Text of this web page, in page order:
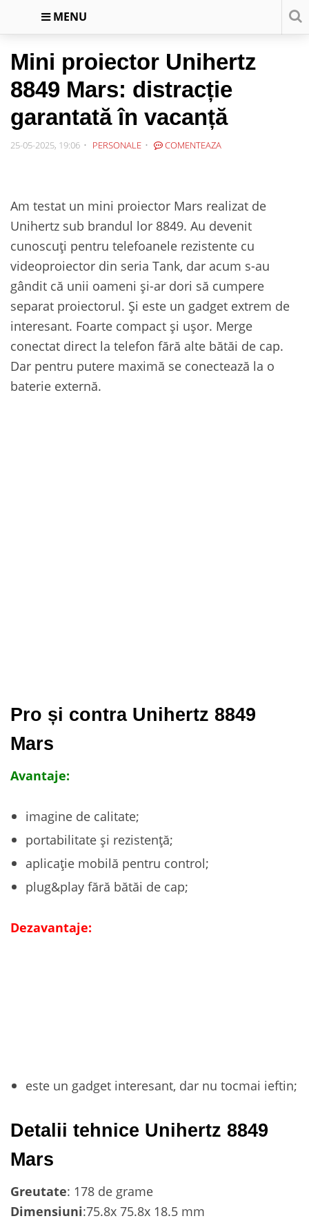
MENU
Mini proiector Unihertz
8849 Mars: distracție
garantată în vacanță
25-05-2025, 19:06 PERSONALE COMENTEAZA
Am testat un mini proiector Mars realizat de
Unihertz sub brandul lor 8849. Au devenit
cunoscuți pentru telefoanele rezistente cu
videoproiector din seria Tank, dar acum s-au
gândit că unii oameni și-ar dori să cumpere
separat proiectorul. Și este un gadget extrem de
interesant. Foarte compact și ușor. Merge
conectat direct la telefon fără alte bătăi de cap.
Dar pentru putere maximă se conectează la o
baterie externă.
Pro și contra Unihertz 8849
Mars
Avantaje:
imagine de calitate;
portabilitate și rezistență;
aplicație mobilă pentru control;
plug&play fără bătăi de cap;
Dezavantaje:
este un gadget interesant, dar nu tocmai ieftin;
Detalii tehnice Unihertz 8849
Mars
Greutate: 178 de grame
Dimensiuni:75.8x 75.8x 18.5 mm